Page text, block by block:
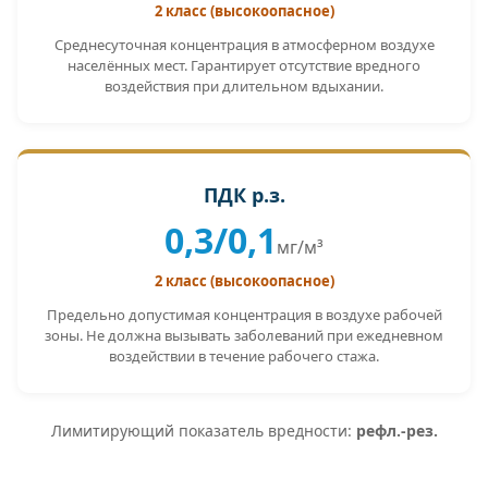
2 класс (высокоопасное)
Среднесуточная концентрация в атмосферном воздухе
населённых мест. Гарантирует отсутствие вредного
воздействия при длительном вдыхании.
ПДК р.з.
0,3/0,1 мг/м³
2 класс (высокоопасное)
Предельно допустимая концентрация в воздухе рабочей
зоны. Не должна вызывать заболеваний при ежедневном
воздействии в течение рабочего стажа.
Лимитирующий показатель вредности: рефл.-рез.